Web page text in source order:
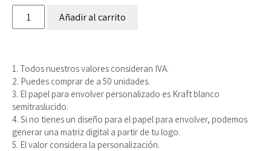
para
Añadir al carrito
1. Todos nuestros valores consideran IVA.
2. Puedes comprar de a 50 unidades.
3. El papel para envolver personalizado es Kraft blanco
semitraslucido.
4. Si no tienes un diseño para el papel para envolver, podemos
generar una matriz digital a partir de tu logo.
5. El valor considera la personalización.